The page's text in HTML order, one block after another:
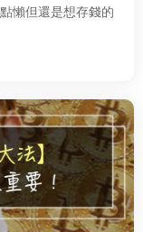
懶但還是想存錢的